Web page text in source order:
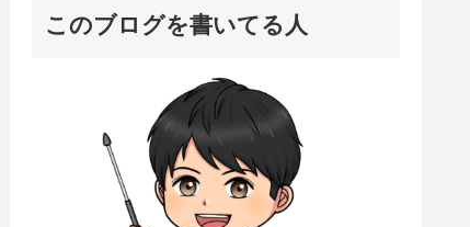
このブログを書いてる人